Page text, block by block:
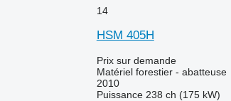
14
HSM 405H
Prix sur demande
Matériel forestier - abatteuse
2010
Puissance 238 ch (175 kW)